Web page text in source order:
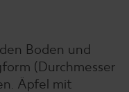
Boden und
(Durchmesser
Äpfel mit